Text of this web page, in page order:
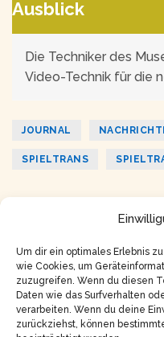
Um dir ein optimales Erlebnis
wie Cookies, um
zuzugreifen. Wenn du diesen
Daten wie das Surfverhalten
verarbeiten. Wenn du deine
zurückziehst, können
Ausblick
Die Techniker des
Video-Technik für die
JOURNAL
SPIELTRANS
Imagination | Song